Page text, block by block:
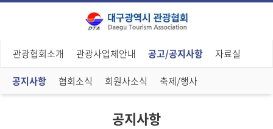
관광협회소개 관광사업체안내 공고/공지사항 자료실
공지사항 협회소식 회원사소식 축제/행사
공지사항